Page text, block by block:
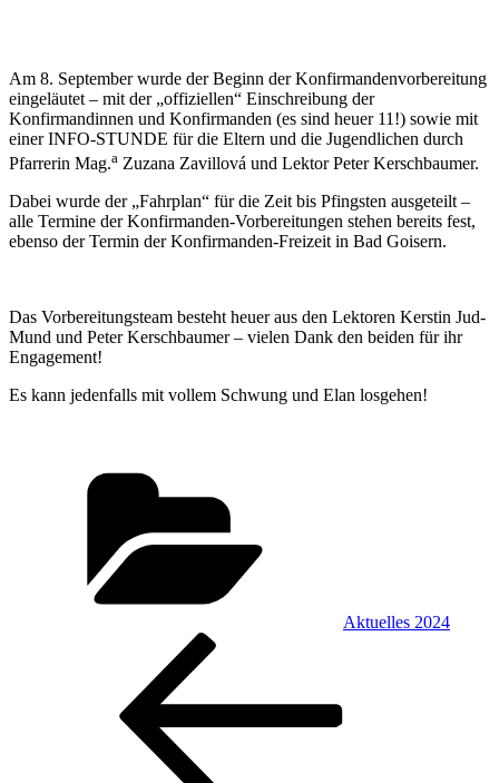
Am 8. September wurde der Beginn der Konfirmandenvorbereitung
eingeläutet – mit der „offiziellen“ Einschreibung der
Konfirmandinnen und Konfirmanden (es sind heuer 11!) sowie mit
einer INFO-STUNDE für die Eltern und die Jugendlichen durch
Pfarrerin Mag.a Zuzana Zavillová und Lektor Peter Kerschbaumer.
Dabei wurde der „Fahrplan“ für die Zeit bis Pfingsten ausgeteilt –
alle Termine der Konfirmanden-Vorbereitungen stehen bereits fest,
ebenso der Termin der Konfirmanden-Freizeit in Bad Goisern.
Das Vorbereitungsteam besteht heuer aus den Lektoren Kerstin Jud-
Mund und Peter Kerschbaumer – vielen Dank den beiden für ihr
Engagement!
Es kann jedenfalls mit vollem Schwung und Elan losgehen!
Aktuelles 2024
Beitragsnavigation